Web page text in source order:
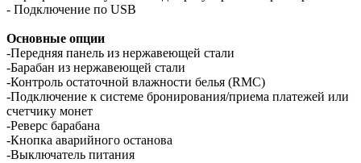
- Подключение по USB
Основные опции
-Передняя панель из нержавеющей стали
-Барабан из нержавеющей стали
-Контроль остаточной влажности белья (RMC)
-Подключение к системе бронирования/приема платежей или
счетчику монет
-Реверс барабана
-Кнопка аварийного останова
-Выключатель питания